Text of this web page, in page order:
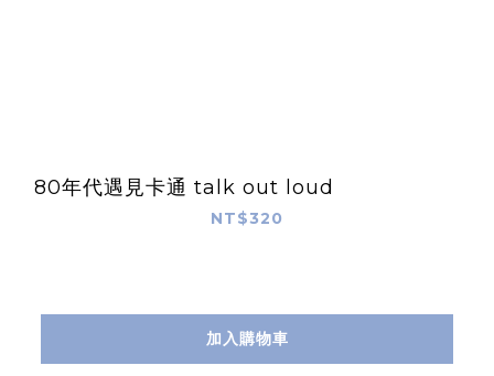
80年代遇見卡通 talk out loud
NT$320
加入購物車